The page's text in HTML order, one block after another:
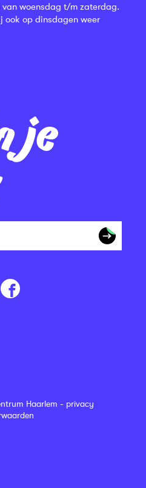
je
woensdag t/m zaterdag.
ook op dinsdagen weer
Haarlem - privacy